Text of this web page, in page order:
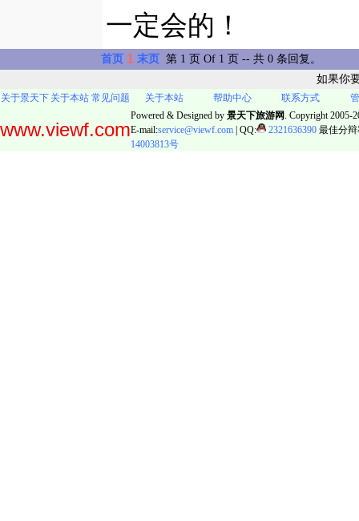
一定会的！
首页 1 末页
第 1 页 Of 1 页 -- 共 0 条回复。
如果你
关于景天下 关于本站 常见问题 关于本站 帮助中心 联系方式
www.viewf.com
Powered & Designed by 景天下旅游网 . Copyright 2005-
E-mail:service@viewf.com | QQ: 2321636390 最佳分
14003813号